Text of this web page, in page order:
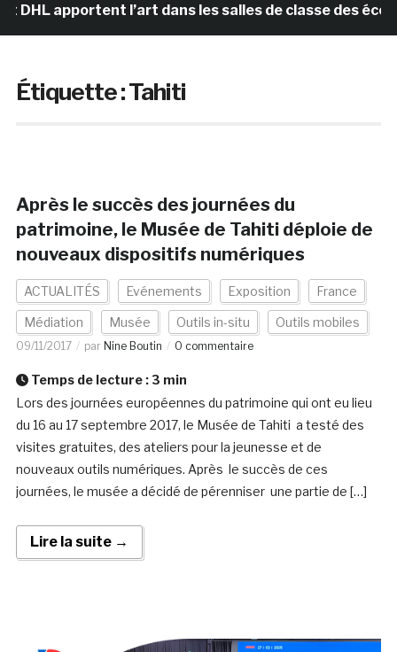
apportent l’art dans les salles de classe des écoles
Étiquette :Tahiti
Après le succès des journées du
patrimoine, le Musée de Tahiti déploie de
nouveaux dispositifs numériques
ACTUALITÉS Evénements Exposition France
Médiation Musée Outils in-situ Outils mobiles
09/11/2017 par Nine Boutin 0 commentaire
Temps de lecture : 3 min
Lors des journées européennes du patrimoine qui ont eu lieu
du 16 au 17 septembre 2017, le Musée de Tahiti a testé des
visites gratuites, des ateliers pour la jeunesse et de
nouveaux outils numériques. Après le succès de ces
journées, le musée a décidé de pérenniser une partie de […]
Lire la suite →